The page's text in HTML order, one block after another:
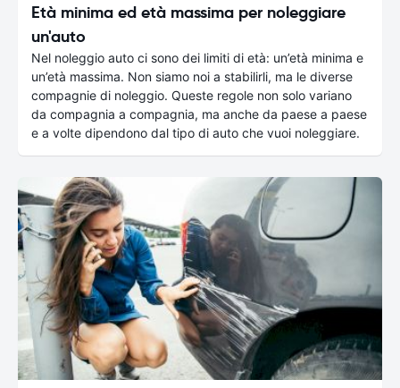
Età minima ed età massima per noleggiare
un'auto
Nel noleggio auto ci sono dei limiti di età: un’età minima e
un’età massima. Non siamo noi a stabilirli, ma le diverse
compagnie di noleggio. Queste regole non solo variano
da compagnia a compagnia, ma anche da paese a paese
e a volte dipendono dal tipo di auto che vuoi noleggiare.